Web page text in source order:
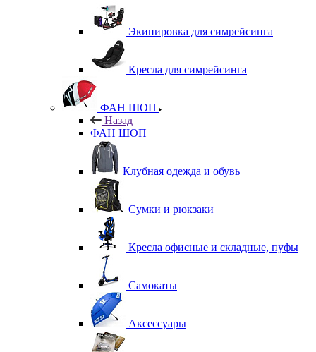
Экипировка для симрейсинга
Кресла для симрейсинга
ФАН ШОП
Назад
ФАН ШОП
Клубная одежда и обувь
Сумки и рюкзаки
Кресла офисные и складные, пуфы
Самокаты
Аксессуары